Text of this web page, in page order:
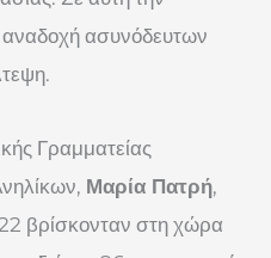
αναδοχή ασυνόδευτων
Γραμματείας
Μαρία Πατρή,
βρίσκονταν στη χώρα